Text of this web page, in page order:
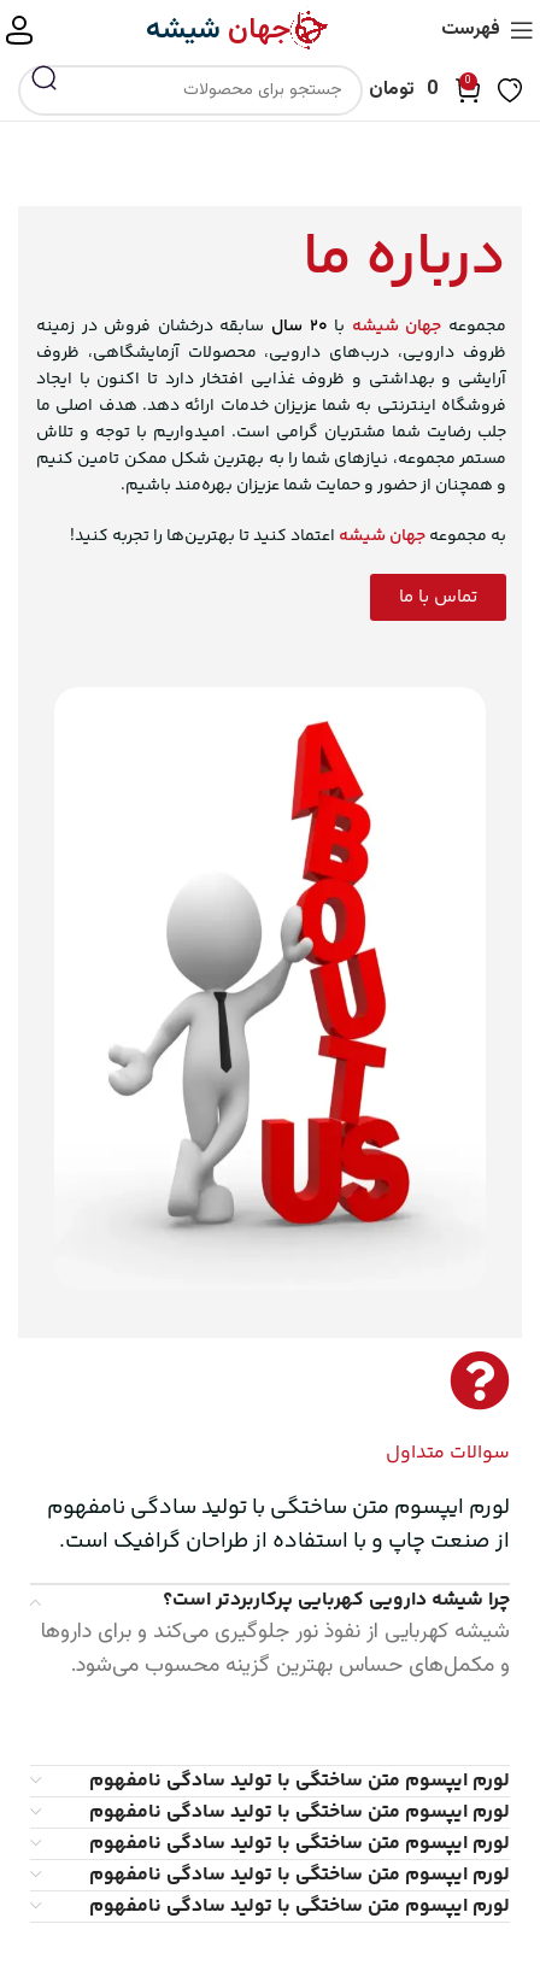
فهرست جهان شیشه
0
0 تومان
درباره ما
مجموعه جهان شیشه با ۲۰ سال
سابقه درخشان فروش در زمینه
ظروف دارویی، درب‌های دارویی، محصولات آزمایشگاهی، ظروف
آرایشی و بهداشتی و ظروف غذایی افتخار دارد تا اکنون با ایجاد
فروشگاه اینترنتی به شما عزیزان خدمات ارائه دهد. هدف اصلی ما
جلب رضایت شما مشتریان گرامی است. امیدواریم با توجه و تلاش
مستمر مجموعه، نیازهای شما را به بهترین شکل ممکن تامین کنیم
و همچنان از حضور و حمایت شما عزیزان بهره‌مند باشیم.
به مجموعهجهان شیشه اعتماد کنید تا بهترین‌ها را تجربه کنید!
تماس با ما
سوالات متداول
لورم ایپسوم متن ساختگی با تولید سادگی نامفهوم
از صنعت چاپ و با استفاده از طراحان گرافیک است.
چرا شیشه دارویی کهربایی پرکاربردتر است؟
شیشه کهربایی از نفوذ نور جلوگیری می‌کند و برای داروها
و مکمل‌های حساس بهترین گزینه محسوب می‌شود.
لورم ایپسوم متن ساختگی با تولید سادگی نامفهوم
لورم ایپسوم متن ساختگی با تولید سادگی نامفهوم
لورم ایپسوم متن ساختگی با تولید سادگی نامفهوم
لورم ایپسوم متن ساختگی با تولید سادگی نامفهوم
لورم ایپسوم متن ساختگی با تولید سادگی نامفهوم